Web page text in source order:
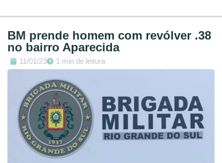
BM prende homem com revólver .38
no bairro Aparecida
11/01/23 1 min de leitura